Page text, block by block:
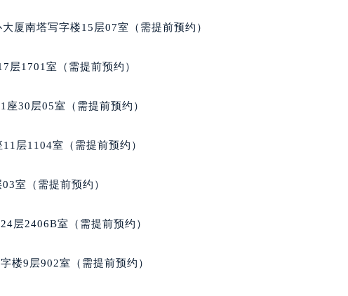
厦南塔写字楼15层07室（需提前预约）
层1701室（需提前预约）
30层05室（需提前预约）
层1104室（需提前预约）
室（需提前预约）
层2406B室（需提前预约）
楼9层902室（需提前预约）